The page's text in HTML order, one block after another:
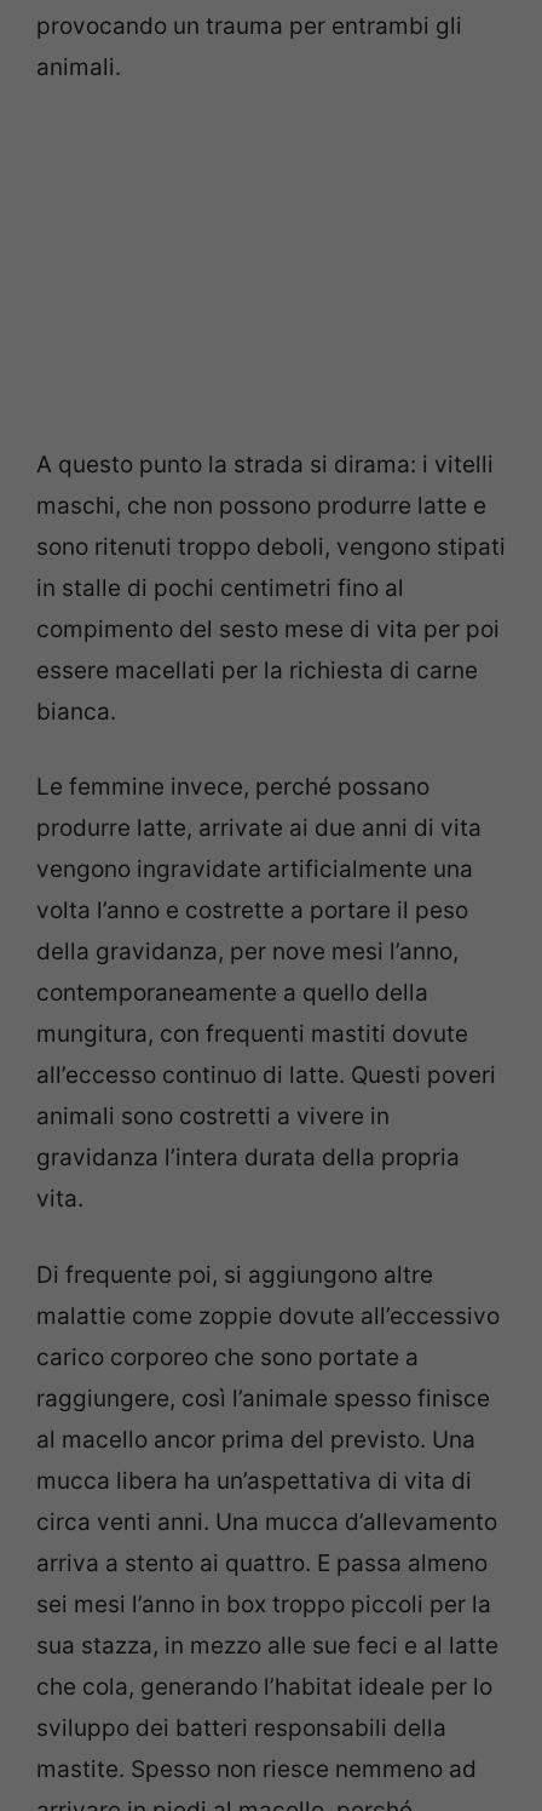
provocando un trauma per entrambi gli
animali.
A questo punto la strada si dirama: i vitelli
maschi, che non possono produrre latte e
sono ritenuti troppo deboli, vengono stipati
in stalle di pochi centimetri fino al
compimento del sesto mese di vita per poi
essere macellati per la richiesta di carne
bianca.
Le femmine invece, perché possano
produrre latte, arrivate ai due anni di vita
vengono ingravidate artificialmente una
volta l’anno e costrette a portare il peso
della gravidanza, per nove mesi l’anno,
contemporaneamente a quello della
mungitura, con frequenti mastiti dovute
all’eccesso continuo di latte. Questi poveri
animali sono costretti a vivere in
gravidanza l’intera durata della propria
vita.
Di frequente poi, si aggiungono altre
malattie come zoppie dovute all’eccessivo
carico corporeo che sono portate a
raggiungere, così l’animale spesso finisce
al macello ancor prima del previsto. Una
mucca libera ha un’aspettativa di vita di
circa venti anni. Una mucca d’allevamento
arriva a stento ai quattro. E passa almeno
sei mesi l’anno in box troppo piccoli per la
sua stazza, in mezzo alle sue feci e al latte
che cola, generando l’habitat ideale per lo
sviluppo dei batteri responsabili della
mastite. Spesso non riesce nemmeno ad